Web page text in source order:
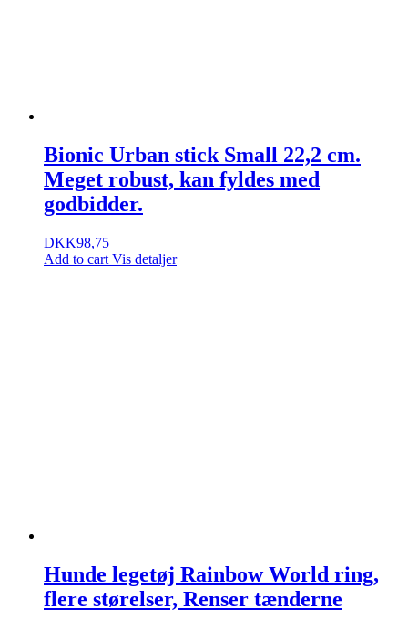
Bionic Urban stick Small 22,2 cm.
Meget robust, kan fyldes med
godbidder.
DKK98,75
Add to cart Vis detaljer
Hunde legetøj Rainbow World ring,
flere størelser, Renser tænderne